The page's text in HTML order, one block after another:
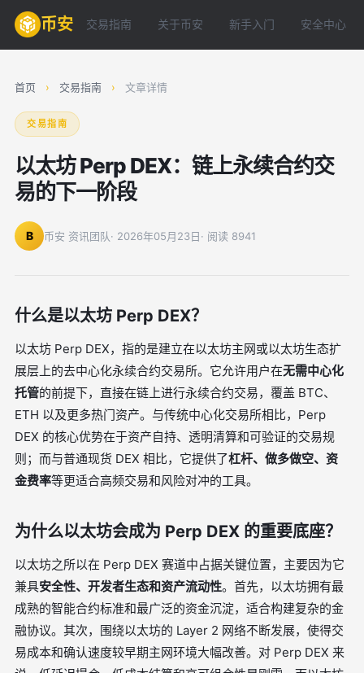
币安 交易指南 关于币安 新手入门 安全中心
首页 › 交易指南 › 文章详情
交易指南
以太坊 Perp DEX：链上永续合约交
易的下一阶段
B 币安 资讯团队· 2026年05月23日· 阅读 8941
什么是以太坊 Perp DEX？
以太坊 Perp DEX，指的是建立在以太坊主网或以太坊生态扩
展层上的去中心化永续合约交易所。它允许用户在无需中心化
托管的前提下，直接在链上进行永续合约交易，覆盖 BTC、
ETH 以及更多热门资产。与传统中心化交易所相比，Perp
DEX 的核心优势在于资产自持、透明清算和可验证的交易规
则；而与普通现货 DEX 相比，它提供了杠杆、做多做空、资
金费率等更适合高频交易和风险对冲的工具。
为什么以太坊会成为 Perp DEX 的重要底座？
以太坊之所以在 Perp DEX 赛道中占据关键位置，主要因为它
兼具安全性、开发者生态和资产流动性。首先，以太坊拥有最
成熟的智能合约标准和最广泛的资金沉淀，适合构建复杂的金
融协议。其次，围绕以太坊的 Layer 2 网络不断发展，使得交
易成本和确认速度较早期主网环境大幅改善。对 Perp DEX 来